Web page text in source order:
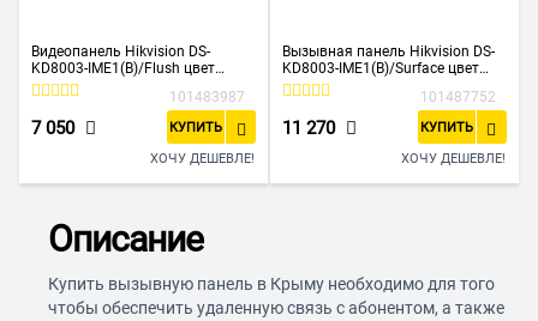
Видеопанель Hikvision DS-
KD8003-IME1(B)/Flush цвет
панели черный
101483987
7 050 КУПИТЬ
ХОЧУ ДЕШЕВЛЕ!
Вызывная панель Hikvision DS-
KD8003-IME1(B)/Surface цвет
панели черный
101487752
11 270 КУПИТЬ
ХОЧУ ДЕШЕВЛЕ!
Описание
Купить вызывную панель в Крыму необходимо для того
чтобы обеспечить удаленную связь с абонентом, а также